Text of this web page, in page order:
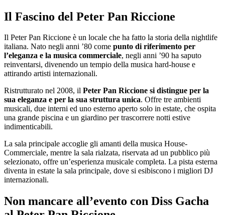
Il Fascino del Peter Pan Riccione
Il Peter Pan Riccione è un locale che ha fatto la storia della nightlife
italiana. Nato negli anni ’80 come punto di riferimento per
l’eleganza e la musica commerciale, negli anni ’90 ha saputo
reinventarsi, divenendo un tempio della musica hard-house e
attirando artisti internazionali.
Ristrutturato nel 2008, il Peter Pan Riccione si distingue per la
sua eleganza e per la sua struttura unica. Offre tre ambienti
musicali, due interni ed uno esterno aperto solo in estate, che ospita
una grande piscina e un giardino per trascorrere notti estive
indimenticabili.
La sala principale accoglie gli amanti della musica House-
Commerciale, mentre la sala rialzata, riservata ad un pubblico più
selezionato, offre un’esperienza musicale completa. La pista esterna
diventa in estate la sala principale, dove si esibiscono i migliori DJ
internazionali.
Non mancare all’evento con Diss Gacha